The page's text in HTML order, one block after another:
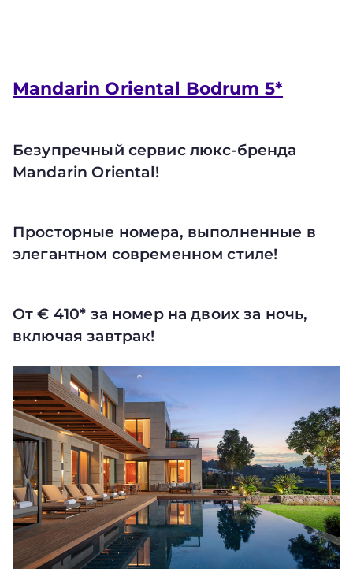
Mandarin Oriental Bodrum 5*
Безупречный сервис люкс-бренда
Mandarin Oriental!
Просторные номера, выполненные в
элегантном современном стиле!
От € 410* за номер на двоих за ночь,
включая завтрак!